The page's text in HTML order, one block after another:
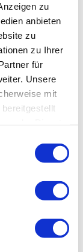
zu
anbieten
zu
zu Ihrer
für
Unsere
mit